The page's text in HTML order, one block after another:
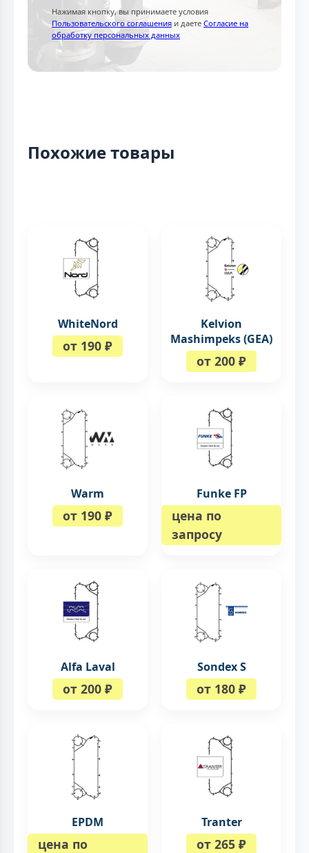
Нажимая кнопку, вы принимаете условия
Пользовательского соглашения и даете Согласие на
обработку персональных данных
Похожие товары
WhiteNord
от 190 ₽
Kelvion
Mashimpeks (GEA)
от 200 ₽
Warm
от 190 ₽
Funke FP
цена по
запросу
Alfa Laval
от 200 ₽
Sondex S
от 180 ₽
EPDM
цена по
Tranter
от 265 ₽